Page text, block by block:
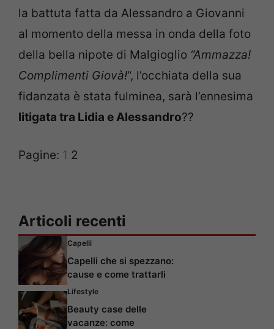
la battuta fatta da Alessandro a Giovanni
al momento della messa in onda della foto
della bella nipote di Malgioglio “Ammazza!
Complimenti Giovà!“, l’occhiata della sua
fidanzata è stata fulminea, sarà l’ennesima
litigata tra Lidia e Alessandro??
Pagine: 1 2
Articoli recenti
Capelli
Capelli che si spezzano:
cause e come trattarli
Lifestyle
Beauty case delle
vacanze: come